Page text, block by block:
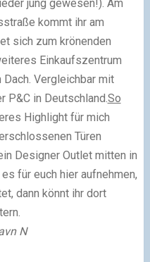
jung gewesen!). Am
kommt ihr am
sich zum krönenden
Einkaufszentrum
Vergleichbar mit
P&C in Deutschland.So
Highlight für mich
Türen
Designer Outlet mitten in
für euch hier aufnehmen,
dann könnt ihr dort
N